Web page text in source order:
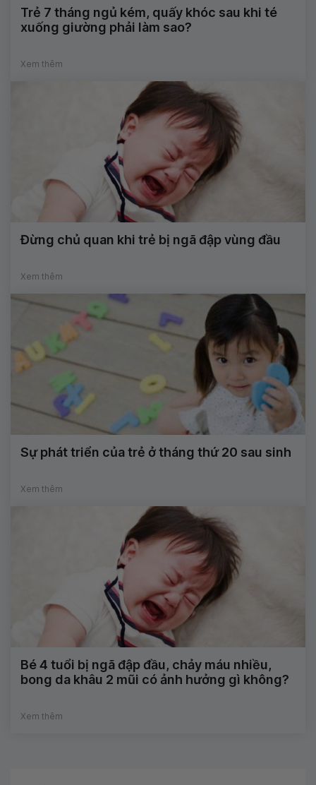
Trẻ 7 tháng ngủ kém, quấy khóc sau khi té
xuống giường phải làm sao?
Xem thêm
Đừng chủ quan khi trẻ bị ngã đập vùng đầu
Xem thêm
Sự phát triển của trẻ ở tháng thứ 20 sau sinh
Xem thêm
Bé 4 tuổi bị ngã đập đầu, chảy máu nhiều,
bong da khâu 2 mũi có ảnh hưởng gì không?
Xem thêm